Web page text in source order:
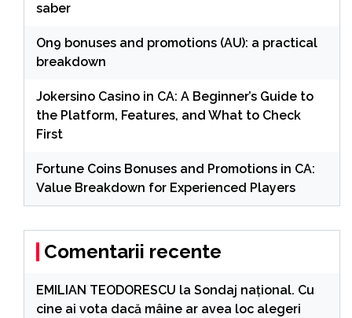
saber
On9 bonuses and promotions (AU): a practical
breakdown
Jokersino Casino in CA: A Beginner’s Guide to
the Platform, Features, and What to Check
First
Fortune Coins Bonuses and Promotions in CA:
Value Breakdown for Experienced Players
Comentarii recente
EMILIAN TEODORESCU la Sondaj național. Cu
cine ai vota dacă mâine ar avea loc alegeri